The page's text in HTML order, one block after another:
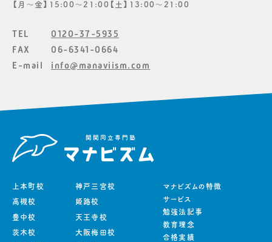
【月〜金】15:00〜21:00【土】13:00〜21:00
TEL
0120-37-5935
FAX
06-6341-0664
E-mail
info@manaviism.com
上本町校
高槻校
豊中校
茨木校
神戸三宮校
姫路校
天王寺校
大阪梅田校
マナビズムの特徴
サービス
勉強法記事
教育理念
合格実績